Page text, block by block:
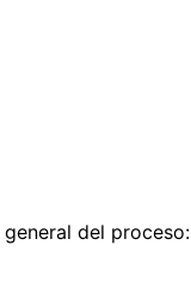
del proceso: